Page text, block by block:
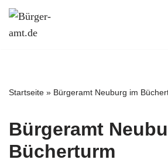
Zum
Startseite » Bürgeramt Neuburg im
Bürgeramt
Bücherturm